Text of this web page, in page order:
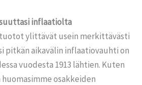
inflaatiolta
ylittävät usein merkittävästi
pitkän aikavälin inflaatiovauhti on
vuodesta 1913 lähtien. Kuten
osakkeiden